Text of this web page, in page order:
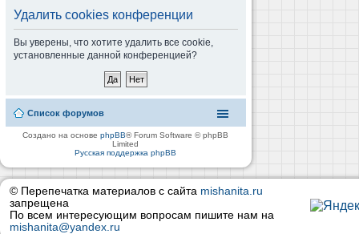
Удалить cookies конференции
Вы уверены, что хотите удалить все cookie,
установленные данной конференцией?
Список форумов
Создано на основеphpBB® Forum Software © phpBB
Limited
Русская поддержка phpBB
© Перепечатка материалов с сайта mishanita.ru
запрещена
По всем интересующим вопросам пишите нам на
mishanita@yandex.ru